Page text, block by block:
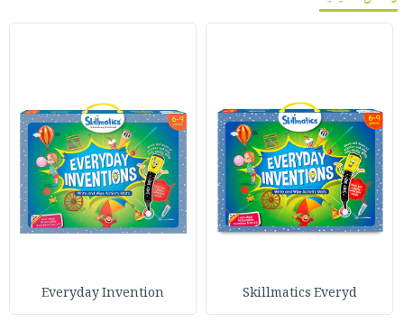
Skillmatics Everyd
Everyday Invention